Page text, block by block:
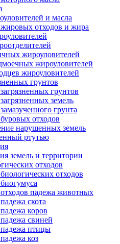
и масла
отходов и жира
жироуловителей
жироуловителей
жироуловителей
грунтов
грунтов
земель
грунта
отходов
нарушенных земель
ртутью
земель и территории
отходов
отходов
падежа животных
скота
коров
свиней
птицы
коз